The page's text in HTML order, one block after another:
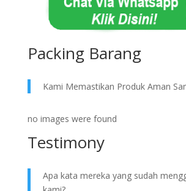
Packing Barang
Kami Memastikan Produk Aman
no images were found
Testimony
Apa kata mereka yang sudah